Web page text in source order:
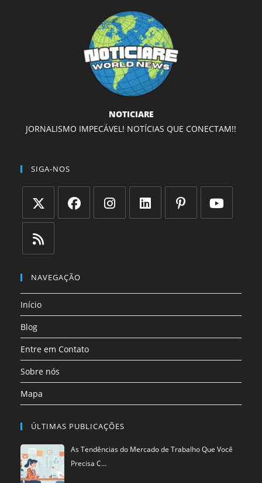
NOTICIARE
JORNALISMO IMPECÁVEL! NOTÍCIAS QUE CONECTAM!!
SIGA-NOS
Abre
em
uma
aba
aba
em
nova
aba
NAVEGAÇÃO
Início
Blog
Entre em Contato
Sobre nós
Mapa
ÚLTIMAS PUBLICAÇÕES
As Tendências do Mercado de Trabalho Que Você
Precisa C…